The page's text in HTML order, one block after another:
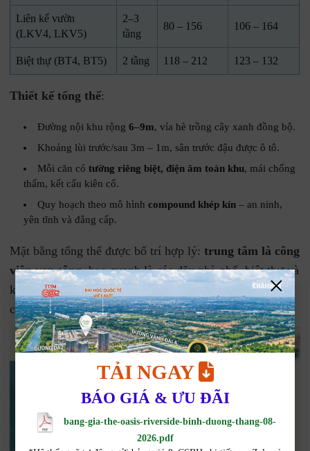
Liên kế vườn
(LKV4, LKV5)
2–3
tầng
80 – 156 106 – 164
Biệt thự (BT4, BT5) 2 tầng 118 – 212 123 – 132
Thiết kế tổng thể:
Đường nội khu rộng6–9m, vỉa hè trồng cây xanh đồng bộ.
Khoảng lùi trước/sau 3m – 1m, sân trước đậu được ô tô.
Mỗi căn cótường riêng biệt, điện âm toàn khu, mái chống
thấm, kết cấu kiên cố.
Quy hoạch theo mô hìnhcompound khép kín – an ninh,
yên tĩnh và đẳng cấp.
Mặt bằng tổng thể được bố trí hợp lý:trung tâm là công
viên ven sông, bao quanh là các dãy nhà phố, biệt thự và
khu tiện ích nội khu, đảm bảo cư dân tiếp cận tiện ích
chỉ trong vài bước chân.
×
TẢI NGAY
BÁO GIÁ & ƯU ĐÃI
bang-gia-the-oasis-riverside-binh-duong-thang-08-
2026.pdf